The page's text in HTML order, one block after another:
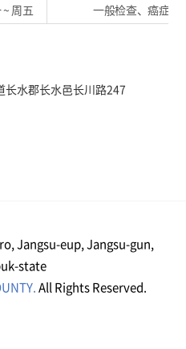
~ 周五 一般检查、癌症检
长水郡长水邑长川路247
Jangsu-eup, Jangsu-gun,
state
All Rights Reserved.